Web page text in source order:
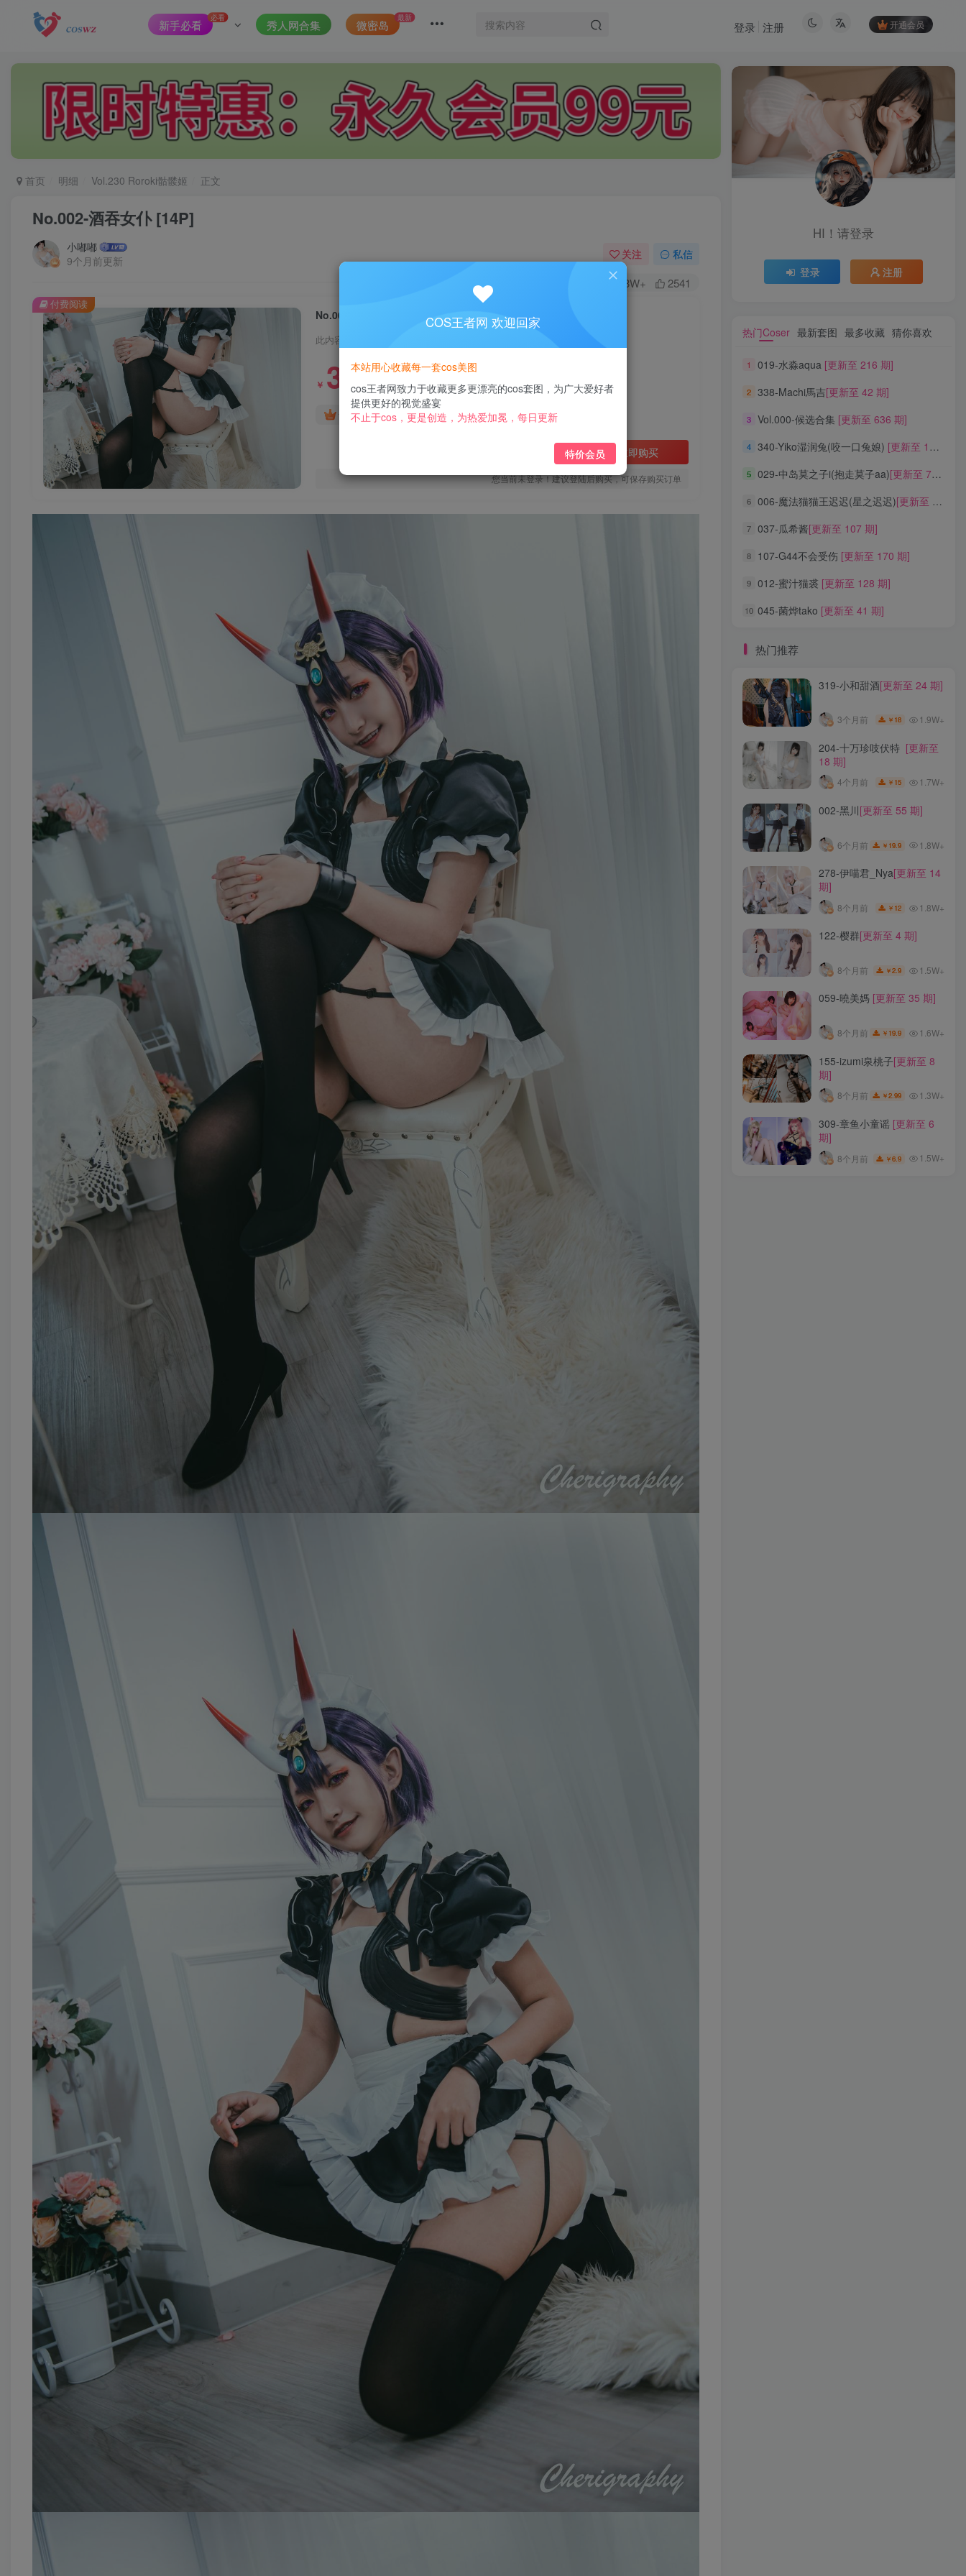
新手必看 必看 秀人网合集 微密岛 最新
开通会员
登录 注册
首页 明细 Vol.230 Roroki骷髅姬 正文
No.002-酒吞女仆 [14P]
小嘟嘟
9个月前更新
关注 私信
1.3W+ 2541
No.002-酒吞女仆 [14P]
此内容为付费阅读，请付费后查看
￥ 3
黄金会员免费 钻石会员免费
立即购买
您当前未登录！建议登陆后购买，可保存购买订单
付费阅读
HI！请登录
登录 注册
热门Coser 最新套图 最多收藏 猜你喜欢
1 019-水淼aqua [更新至 216 期]
2 338-Machi馬吉[更新至 42 期]
3 Vol.000-候选合集 [更新至 636 期]
4 340-Yiko湿润兔(咬一口兔娘) [更新至 136 期]
5 029-中岛莫之子i(抱走莫子aa)[更新至 76 期]
6 006-魔法猫猫王迟迟(星之迟迟)[更新至 320 期]
7 037-瓜希酱[更新至 107 期]
8 107-G44不会受伤 [更新至 170 期]
9 012-蜜汁猫裘 [更新至 128 期]
10 045-菌烨tako [更新至 41 期]
热门推荐
319-小和甜酒[更新至 24 期]
3个月前 ￥ 18 1.9W+
204-十万珍吱伏特 [更新至
18 期]
4个月前 ￥ 15 1.7W+
002-黑川[更新至 55 期]
6个月前 ￥ 19.9 1.8W+
278-伊喵君_Nya[更新至 14
期]
8个月前 ￥ 12 1.8W+
122-樱群[更新至 4 期]
8个月前 ￥2.9 1.5W+
059-曉美媽 [更新至 35 期]
8个月前 ￥ 19.9 1.6W+
155-izumi泉桃子[更新至 8
期]
8个月前 ￥2.99 1.3W+
309-章鱼小童谣 [更新至 6
期]
8个月前 ￥6.9 1.5W+
HI！请登录
登录 注册
热门Coser 最新套图 最多收藏 猜你喜欢
1 019-水淼aqua [更新至 216 期]
2 338-Machi馬吉[更新至 42 期]
3 Vol.000-候选合集 [更新至 636 期]
4 340-Yiko湿润兔(咬一口兔娘) [更新至 136 期]
5 029-中岛莫之子i(抱走莫子aa)[更新至 76 期]
6 006-魔法猫猫王迟迟(星之迟迟)[更新至 320 期]
7 037-瓜希酱[更新至 107 期]
8 107-G44不会受伤 [更新至 170 期]
9 012-蜜汁猫裘 [更新至 128 期]
10 045-菌烨tako [更新至 41 期]
标签云
龙年活动 龙宫地狱 龙娘图鉴
龙娘
龙姬
龙华妃咲JK
龙华妃咲
黛尔 黑龙贯通
黑黑麦
黑馆晴奈
黑靡烟旗袍 黑钻兔子
黑金
黑贞德泳装
黑贞兔子
黑见芹香
黑裤妹
热门推荐
18 期]
期]
COS王者网 欢迎回家
本站用心收藏每一套cos美图
cos王者网致力于收藏更多更漂亮的cos套图，为广大爱好者
提供更好的视觉盛宴
不止于cos，更是创造，为热爱加冕，每日更新
特价会员